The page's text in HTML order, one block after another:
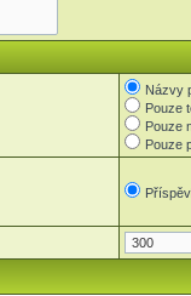
Názvy
Pouze
Pouze
Pouze